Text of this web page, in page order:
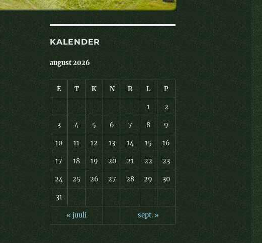
KALENDER
august 2026
E T K N R L P
1 2
3 4 5 6 7 8 9
10 11 12 13 14 15 16
17 18 19 20 21 22 23
24 25 26 27 28 29 30
31
« juuli sept. »